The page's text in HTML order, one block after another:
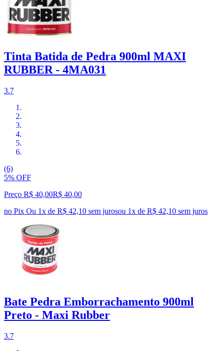
Tinta Batida de Pedra 900ml MAXI
RUBBER - 4MA031
3.7
(6)
5% OFF
Preço R$ 40,00R$ 40,00
no Pix Ou 1x de R$ 42,10 sem jurosou 1x de R$ 42,10 sem juros
Bate Pedra Emborrachamento 900ml
Preto - Maxi Rubber
3.7